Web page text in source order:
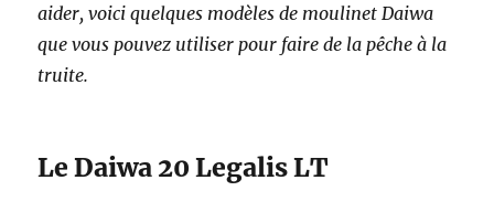
aider, voici quelques modèles de moulinet Daiwa
que vous pouvez utiliser pour faire de la pêche à la
truite.
Le Daiwa 20 Legalis LT